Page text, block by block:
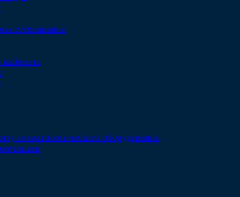
отбеливания
стоматологического оборудования